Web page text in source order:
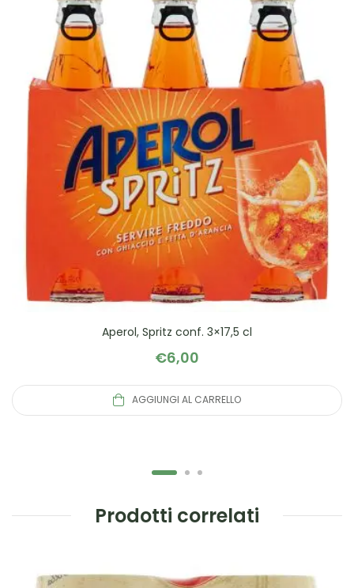
Aperol, Spritz conf. 3×17,5 cl
€6,00
AGGIUNGI AL CARRELLO
Prodotti correlati